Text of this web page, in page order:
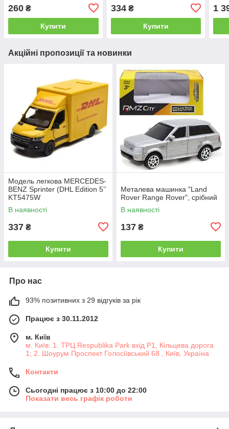
260 ₴
Купити
334₴
Купити
1
Акційні пропозиції та новинки
Модель легкова MERCEDES-
BENZ Sprinter (DHL Edition 5ʼʼ
KT5475W
метал.інерц.відкр.дв.кор)
В наявності
337 ₴
Купити
Металева машинка "Land
Rover Range Rover", срібний
В наявності
137 ₴
Купити
Про нас
93% позитивних з 29 відгуків за рік
Працює з 30.11.2012
м. Київ
м. Київ: 1. ТРЦ Respublika Park вхід P1, Кільцева дорога
1; 2. Шоурум Проспект Голосіївський 68 , Київ, Україна
Контакти
Сьогодні працює з 10:00 до 22:00
Показати весь графік роботи